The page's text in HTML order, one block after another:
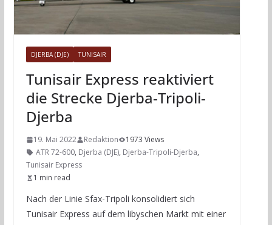
DJERBA (DJE) TUNISAIR
Tunisair Express reaktiviert
die Strecke Djerba-Tripoli-
Djerba
19. Mai 2022 Redaktion
1973 Views
ATR 72-600, Djerba (DJE), Djerba-Tripoli-Djerba,
Tunisair Express
1 min read
Nach der Linie Sfax-Tripoli konsolidiert sich
Tunisair Express auf dem libyschen Markt mit einer